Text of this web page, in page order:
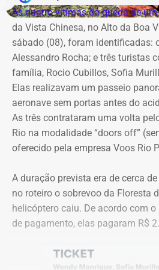
cautelar para suspender a
Valber Rodrigues Januário, que
R$ 16,9 milhões publicado esta
apresentar defesa no processo do
Diferença de
Vale ressaltar que, diferentemente
041/2025 que foi objeto de
pelo TCE, o aditivo recém-
procedimento licitatório anterior: a
036/2022.
Ainda que se trate de licitações
dos pagamentos e a prorrogação
Geo Ambiental Empreendimentos
exatamente no momento em que
com a Band Rio, a BandNews FM
digitais do grupo, acompanhando
que antecedem o debate até a
Com tradição na realização de
promove o encontro como um
de ideias e para que os eleitores
dos candidatos. A mediação será
Araújo.
Como vai ser o debate
O formato do debate consiste em
perguntas e respostas, confrontos
participantes e espaço para
A ordem das perguntas será
As quatro vítimas da queda de
da Vista Chinesa, no Alto da Boa
sábado (08), foram identificadas:
Alessandro Rocha; e três turistas
família, Rocio Cubillos, Sofia
Elas realizavam um passeio
aeronave sem portas antes do
As três contrataram uma volta
Rio na modalidade “doors off”
oferecido pela empresa Voos Rio
A duração prevista era de cerca
no roteiro o sobrevoo da Floresta
helicóptero caiu. De acordo com
de pagamento, elas pagaram R$